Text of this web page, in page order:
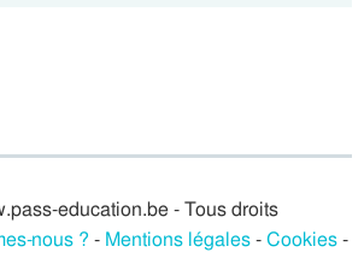
education.be - Tous droits
nous ? - Mentions légales-Cookies-